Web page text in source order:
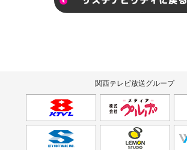
関西テレビ放送グループ